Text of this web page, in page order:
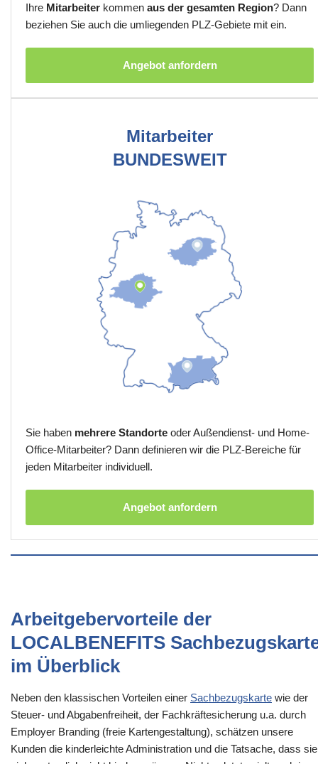
Ihre Mitarbeiter kommen aus der gesamten Region? Dann
beziehen Sie auch die umliegenden PLZ-Gebiete mit ein.
Angebot anfordern
Mitarbeiter
BUNDESWEIT
Sie haben mehrere Standorte oder Außendienst- und Home-
Office-Mitarbeiter? Dann definieren wir die PLZ-Bereiche für
jeden Mitarbeiter individuell.
Angebot anfordern
Arbeitgebervorteile der
LOCALBENEFITS
im Überblick
Neben den klassischen Vorteilen einer Sachbezugskarte wie der
Steuer- und Abgabenfreiheit, der Fachkräftesicherung u.a. durch
Employer Branding (freie Kartengestaltung), schätzen unsere
Kunden die kinderleichte Administration und die Tatsache, dass sie